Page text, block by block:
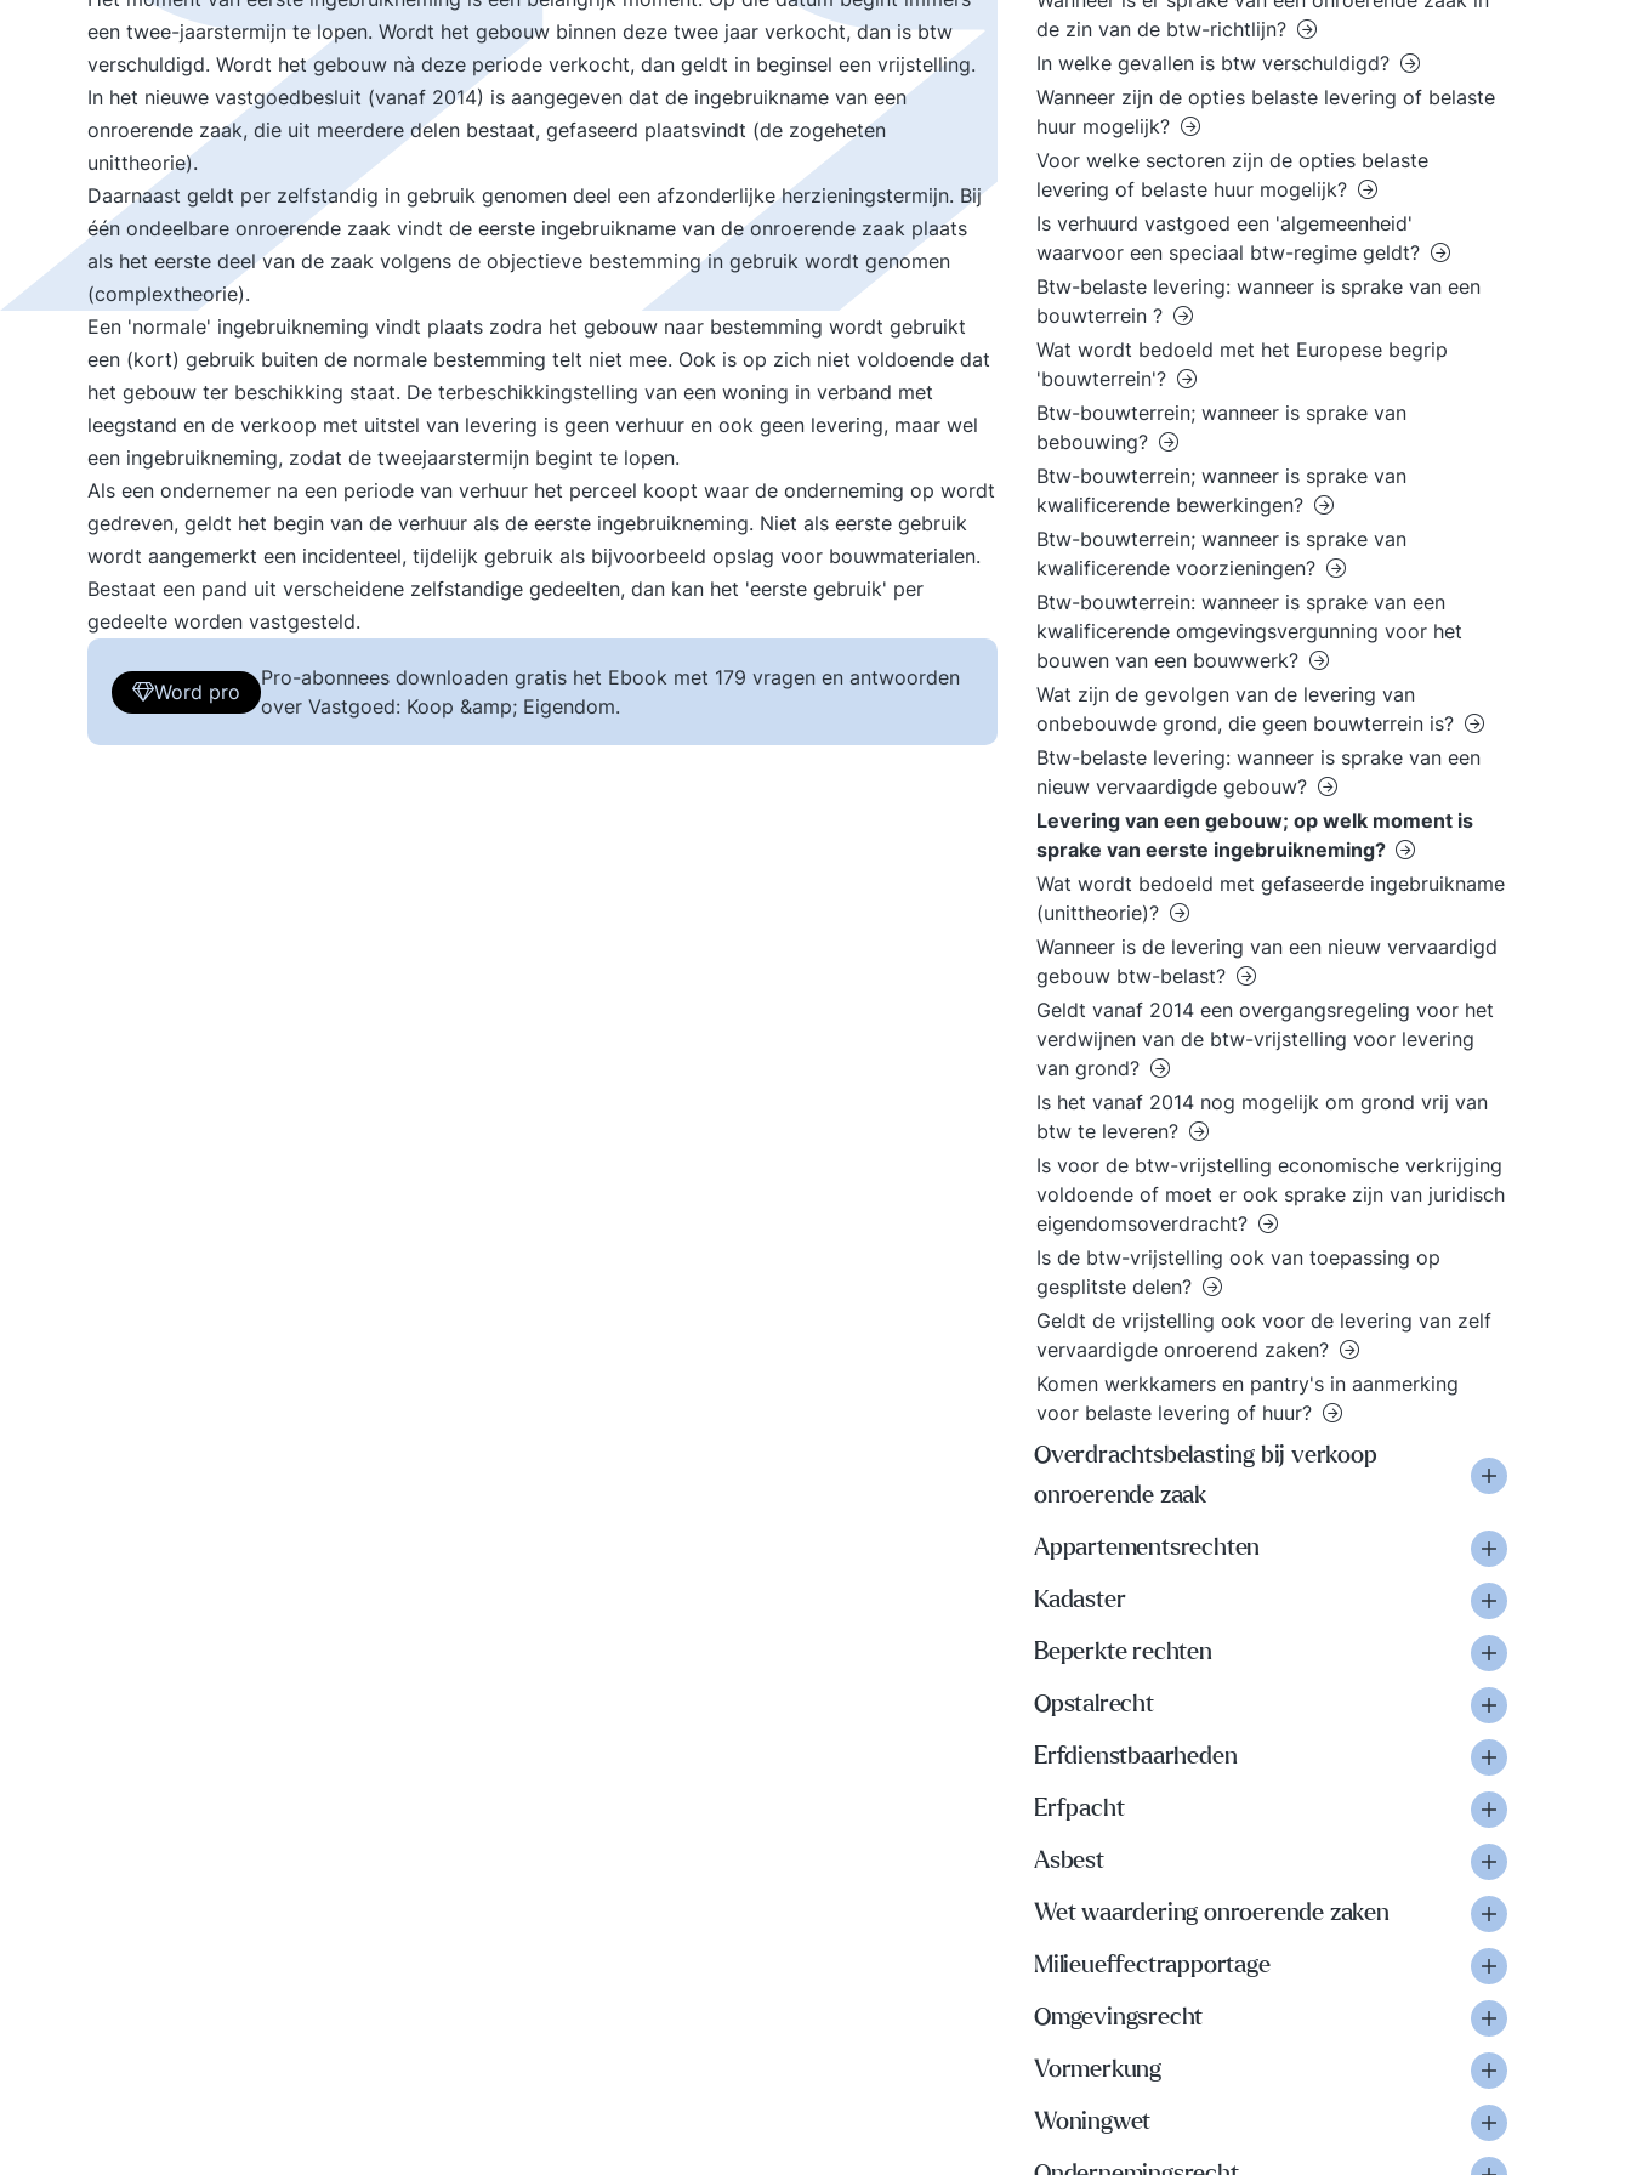
een twee-jaarstermijn te lopen. Wordt het gebouw binnen deze twee jaar verkocht, dan is btw
verschuldigd. Wordt het gebouw nà deze periode verkocht, dan geldt in beginsel een vrijstelling.
In het nieuwe vastgoedbesluit (vanaf 2014) is aangegeven dat de ingebruikname van een
onroerende zaak, die uit meerdere delen bestaat, gefaseerd plaatsvindt (de zogeheten
unittheorie).
Daarnaast geldt per zelfstandig in gebruik genomen deel een afzonderlijke herzieningstermijn. Bij
één ondeelbare onroerende zaak vindt de eerste ingebruikname van de onroerende zaak plaats
als het eerste deel van de zaak volgens de objectieve bestemming in gebruik wordt genomen
(complextheorie).
Een 'normale' ingebruikneming vindt plaats zodra het gebouw naar bestemming wordt gebruikt
een (kort) gebruik buiten de normale bestemming telt niet mee. Ook is op zich niet voldoende dat
het gebouw ter beschikking staat. De terbeschikkingstelling van een woning in verband met
leegstand en de verkoop met uitstel van levering is geen verhuur en ook geen levering, maar wel
een ingebruikneming, zodat de tweejaarstermijn begint te lopen.
Als een ondernemer na een periode van verhuur het perceel koopt waar de onderneming op wordt
gedreven, geldt het begin van de verhuur als de eerste ingebruikneming. Niet als eerste gebruik
wordt aangemerkt een incidenteel, tijdelijk gebruik als bijvoorbeeld opslag voor bouwmaterialen.
Bestaat een pand uit verscheidene zelfstandige gedeelten, dan kan het 'eerste gebruik' per
gedeelte worden vastgesteld.
Word pro
Pro-abonnees downloaden gratis het Ebook met 179 vragen en antwoorden
over Vastgoed: Koop &amp; Eigendom.
de zin van de btw-richtlijn?
In welke gevallen is btw verschuldigd?
Wanneer zijn de opties belaste levering of belaste
huur mogelijk?
Voor welke sectoren zijn de opties belaste
levering of belaste huur mogelijk?
Is verhuurd vastgoed een 'algemeenheid'
waarvoor een speciaal btw-regime geldt?
Btw-belaste levering: wanneer is sprake van een
bouwterrein ?
Wat wordt bedoeld met het Europese begrip
'bouwterrein'?
Btw-bouwterrein; wanneer is sprake van
bebouwing?
Btw-bouwterrein; wanneer is sprake van
kwalificerende bewerkingen?
Btw-bouwterrein; wanneer is sprake van
kwalificerende voorzieningen?
Btw-bouwterrein: wanneer is sprake van een
kwalificerende omgevingsvergunning voor het
bouwen van een bouwwerk?
Wat zijn de gevolgen van de levering van
onbebouwde grond, die geen bouwterrein is?
Btw-belaste levering: wanneer is sprake van een
nieuw vervaardigde gebouw?
Levering van een gebouw; op welk moment is
sprake van eerste ingebruikneming?
Wat wordt bedoeld met gefaseerde ingebruikname
(unittheorie)?
Wanneer is de levering van een nieuw vervaardigd
gebouw btw-belast?
Geldt vanaf 2014 een overgangsregeling voor het
verdwijnen van de btw-vrijstelling voor levering
van grond?
Is het vanaf 2014 nog mogelijk om grond vrij van
btw te leveren?
Is voor de btw-vrijstelling economische verkrijging
voldoende of moet er ook sprake zijn van juridisch
eigendomsoverdracht?
Is de btw-vrijstelling ook van toepassing op
gesplitste delen?
Geldt de vrijstelling ook voor de levering van zelf
vervaardigde onroerend zaken?
Komen werkkamers en pantry's in aanmerking
voor belaste levering of huur?
Overdrachtsbelasting bij verkoop
onroerende zaak
Appartementsrechten
Kadaster
Beperkte rechten
Opstalrecht
Erfdienstbaarheden
Erfpacht
Asbest
Wet waardering onroerende zaken
Milieueffectrapportage
Omgevingsrecht
Vormerkung
Woningwet